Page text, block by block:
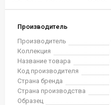
Производитель
Производитель
Коллекция
Название товара
Код производителя
Страна бренда
Страна производства
Образец